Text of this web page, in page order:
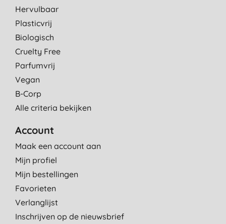
Hervulbaar
Plasticvrij
Biologisch
Cruelty Free
Parfumvrij
Vegan
B-Corp
Alle criteria bekijken
Account
Maak een account aan
Mijn profiel
Mijn bestellingen
Favorieten
Verlanglijst
Inschrijven op de nieuwsbrief